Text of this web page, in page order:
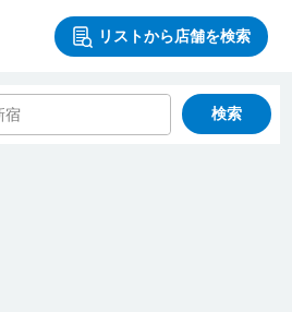
リストから店舗を検索
検索